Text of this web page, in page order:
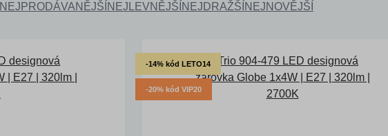
NEJPRODÁVANĚJŠÍ NEJLEVNĚJŠÍ NEJDRAŽŠÍ NEJNOVĚJŠÍ
-14% kód LETO14
-20% kód VIP20